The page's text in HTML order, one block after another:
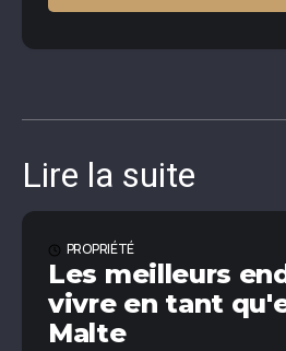
Lire la suite
PROPRIÉTÉ
Les meilleurs
vivre en tant
Malte